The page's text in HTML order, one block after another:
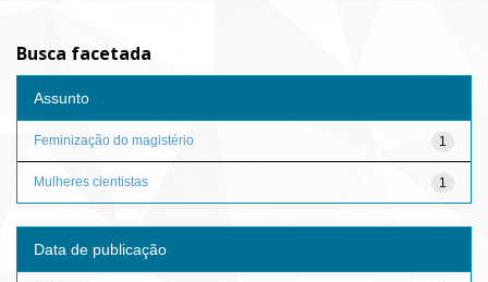
Busca facetada
Assunto
1
Feminização do magistério
1
Mulheres cientistas
Data de publicação